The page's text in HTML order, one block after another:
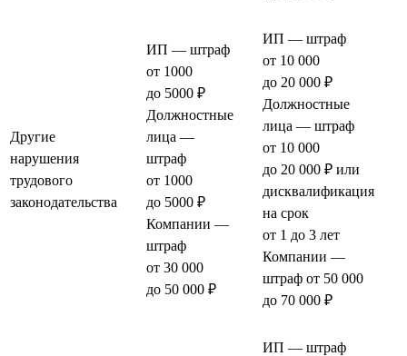
Другие
нарушения
трудового
законодательства
ИП — штраф
от 1000
до 5000 ₽
Должностные
лица —
штраф
от 1000
до 5000 ₽
Компании —
штраф
от 30 000
до 50 000 ₽
ИП — штраф
от 10 000
до 20 000 ₽
Должностные
лица — штраф
от 10 000
до 20 000 ₽ или
дисквалификация
на срок
от 1 до 3 лет
Компании —
штраф от 50 000
до 70 000 ₽
ИП — штраф